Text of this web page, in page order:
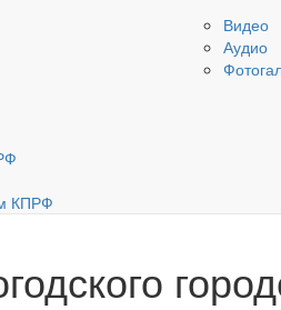
КПРФ
Видео
Аудио